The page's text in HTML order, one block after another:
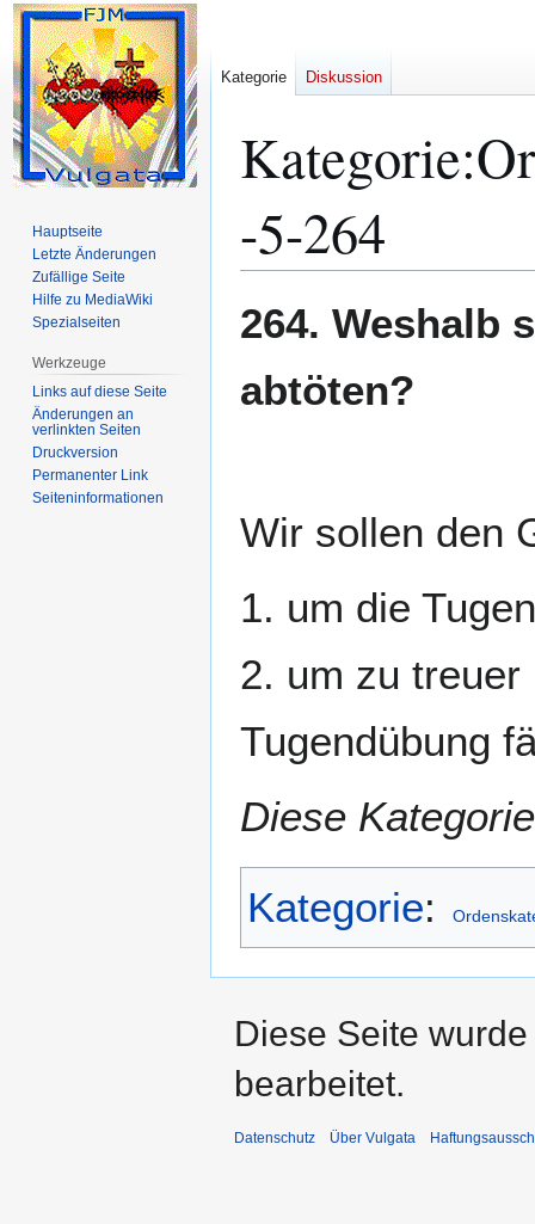
Kategorie:
-5-264
Navigation
Suche
264. Weshalb
abtöten?
Wir sollen den
1. um die
2. um zu
Tugendübung
Diese
Kategorie:
Kategorie Diskussion
Hauptseite
Letzte Änderungen
Zufällige Seite
Hilfe zu MediaWiki
Spezialseiten
Werkzeuge
Links auf diese Seite
Änderungen an
verlinkten Seiten
Druckversion
Permanenter Link
Seiten­­informationen
Diese Seite
bearbeitet.
Datenschutz Über Vulgata